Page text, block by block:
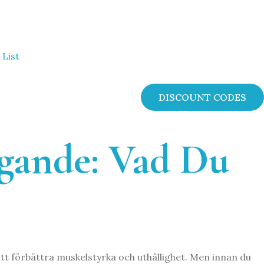
List
DISCOUNT CODES
Vad Du
förbättra muskelstyrka och uthållighet. Men innan du